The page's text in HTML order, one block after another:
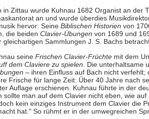
in Zittau wurde Kuhnau 1682 Organist an der
an und wurde überdies
hervor: Seine Biblischen Historien von
die beiden Clavier-Übungen von 1689 und
gleichartigen Sammlungen J. S. Bachs
seine Frischen Clavier-Früchtemit dem
dem Claviere zu spielen . Die unterhaltsame
– ihren Einfluss auf Bach nicht
Frische für lange Zeit: Über 40 Jahre nach
Auflage erschienen. Kuhnau führte in der
sollte man auf dem Clavier nicht eben, wie
kein einziges Instrument dem Clavier die
hat." So rühmt er in der umwegreichen